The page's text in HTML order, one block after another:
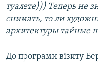
туалете))) Теперь не
снимать, то ли
архитектуры тайные
До програми візиту